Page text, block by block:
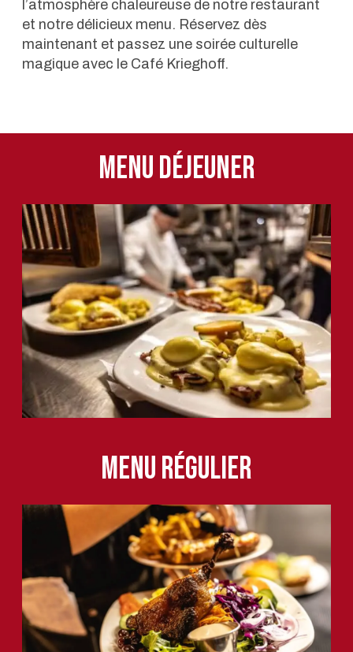
l’atmosphère chaleureuse de notre restaurant
et notre délicieux menu. Réservez dès
maintenant et passez une soirée culturelle
magique avec le Café Krieghoff.
Menu déjeuner
Menu régulier